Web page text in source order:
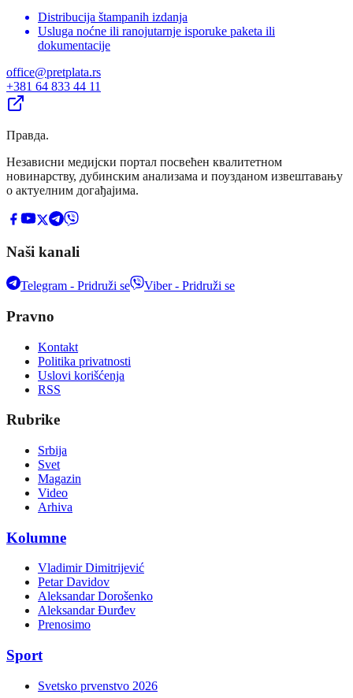
Distribucija štampanih izdanja
Usluga noćne ili ranojutarnje isporuke paketa ili
dokumentacije
office@pretplata.rs
+381 64 833 44 11
Правда.
Независни медијски портал посвећен квалитетном
новинарству, дубинским анализама и поузданом извештавању
о актуелним догађајима.
Naši kanali
Telegram - Pridruži se Viber - Pridruži se
Pravno
Kontakt
Politika privatnosti
Uslovi korišćenja
RSS
Rubrike
Srbija
Svet
Magazin
Video
Arhiva
Kolumne
Vladimir Dimitrijević
Petar Davidov
Aleksandar Dorošenko
Aleksandar Đurđev
Prenosimo
Sport
Svetsko prvenstvo 2026